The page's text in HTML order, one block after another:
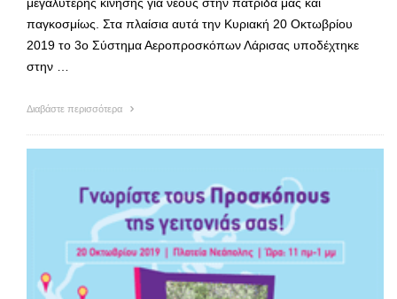
μεγαλύτερης κίνησης για νέους στην πατρίδα μας και
παγκοσμίως. Στα πλαίσια αυτά την Κυριακή 20 Οκτωβρίου
2019 το 3ο Σύστημα Αεροπροσκόπων Λάρισας υποδέχτηκε
στην …
Διαβάστε περισσότερα